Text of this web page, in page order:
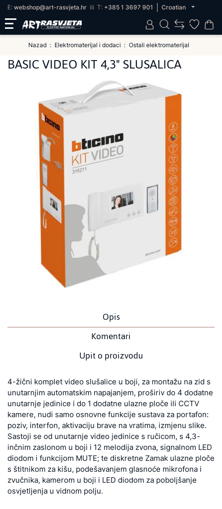
E: webshop@art-rasvjeta.hr ili T: +385 1 3697 901 Croatian
Nazad Elektromaterijal i dodaci Ostali elektromaterijal
BASIC VIDEO KIT 4,3" SLUSALICA
Opis
Komentari
Upit o proizvodu
4-žični komplet video slušalice u boji, za montažu na zid s
unutarnjim automatskim napajanjem, proširiv do 4 dodatne
unutarnje jedinice i do 1 dodatne ulazne ploče ili CCTV
kamere, nudi samo osnovne funkcije sustava za portafon:
poziv, interfon, aktivaciju brave na vratima, izmjenu slike.
Sastoji se od unutarnje video jedinice s ručicom, s 4,3-
inčnim zaslonom u boji i 12 melodija zvona, signalnom LED
diodom i funkcijom MUTE; te diskretne Zamak ulazne ploče
s štitnikom za kišu, podešavanjem glasnoće mikrofona i
zvučnika, kamerom u boji i LED diodom za poboljšanje
osvjetljenja u vidnom polju.